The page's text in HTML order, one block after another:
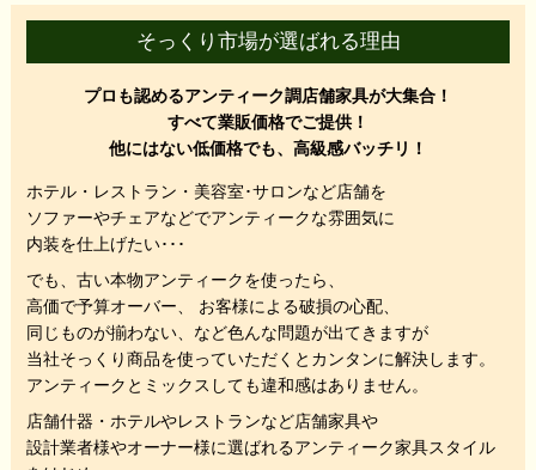
そっくり市場が選ばれる理由
プロも認めるアンティーク調店舗家具が大集合！
すべて業販価格でご提供！
他にはない低価格でも、高級感バッチリ！
ホテル・レストラン・美容室･サロンなど店舗を
ソファーやチェアなどでアンティークな雰囲気に
内装を仕上げたい･･･
でも、 古い本物アンティークを使ったら、
高価で予算オーバー、 お客様による破損の心配、
同じものが揃わない、 など色んな問題が出てきますが
当社そっくり商品を使っていただくと カンタンに解決します。
アンティークとミックスしても違和感はありません。
店舗什器・ホテルやレストランなど店舗家具や
設計業者様やオーナー様に選ばれるアンティーク家具スタイル